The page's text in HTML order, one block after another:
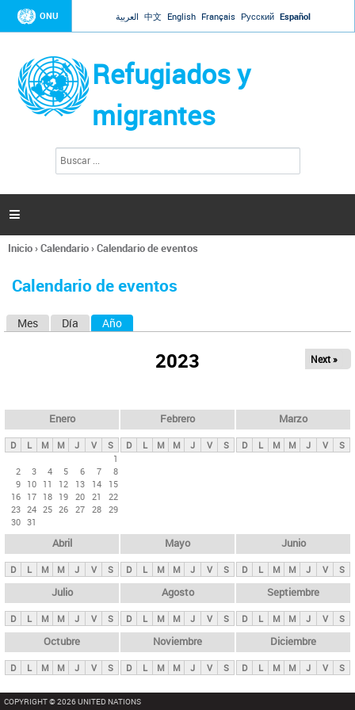
Jump to navigation
ONU العربية 中文 English Français Русский Español
Refugiados y
migrantes
l
d
s

Se
usted
Inicio›Calendario›Calendario de eventos
Calendario de eventos
s
p
n
c
i
p
l
e
s
Mes Día Año
2023 Next »
Enero
D L M M J V
S
1
2
3 4 5 6 7
8
9 10 11 12 13 14
15
16 17 18 19 20 21
22
23 24 25 26 27 28 29
30 31
Febrero
D L M M J V S
Marzo
D L M M J V S
Abril
D L M M J V S
Mayo
D L M M J V S
Junio
D L M M J V S
Julio
D L M M J V S
Agosto
D L M M J V S
Septiembre
D L M M J V S
Octubre
D L M M J V S
Noviembre
D L M M J V S
Diciembre
D L M M J V S
COPYRIGHT © 2026 UNITED NATIONS